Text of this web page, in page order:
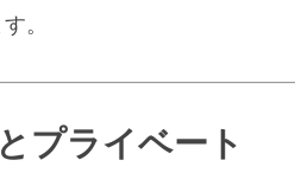
。
プライベート